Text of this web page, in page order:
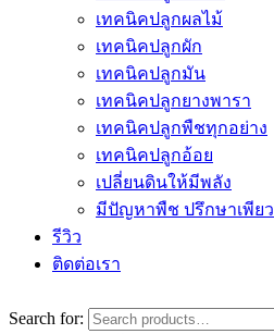
เทคนิคปลูกผลไม้
เทคนิคปลูกผัก
เทคนิคปลูกมัน
เทคนิคปลูกยางพารา
เทคนิคปลูกพืชทุกอย่าง
เทคนิคปลูกอ้อย
เปลี่ยนดินให้มีพลัง
มีปัญหาพืช ปรึกษาเพียว
รีวิว
ติดต่อเรา
Search for: